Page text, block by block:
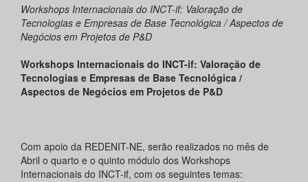
Workshops Internacionais do INCT-if: Valoração de
Tecnologias e Empresas de Base Tecnológica / Aspectos de
Negócios em Projetos de P&D
Workshops Internacionais do INCT-if: Valoração de
Tecnologias e Empresas de Base Tecnológica /
Aspectos de Negócios em Projetos de P&D
Com apoio da REDENIT-NE, serão realizados no mês de
Abril o quarto e o quinto módulo dos Workshops
Internacionais do INCT-if, com os seguintes temas: